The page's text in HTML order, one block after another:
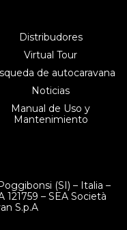
Distribudores
Virtual Tour
de autocaravana
Noticias
Manual de Uso y
Mantenimiento
(SI) – Italia –
121759 – SEA Società
S.p.A